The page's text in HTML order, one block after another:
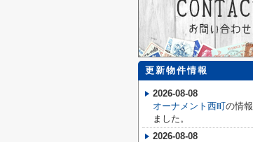
更新物件情報
2026-08-08
オーナメント西町の情
ました。
2026-08-08